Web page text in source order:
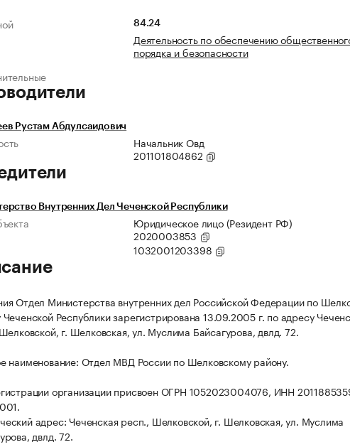
84.24
Деятельность по обеспечению
порядка и безопасности
Рустам Абдулсаидович
Начальник Овд
201101804862
Внутренних Дел Чеченской Республики
Юридическое лицо (Резидент РФ)
2020003853
1032001203398
Отдел Министерства внутренних дел Российской Федерации по
Чеченской Республики зарегистрирована 13.09.2005 г. по адресу
г. Шелковская, ул. Муслима Байсагурова, двлд. 72.
наименование: Отдел МВД России по Шелковскому району.
организации присвоен ОГРН 1052023004076, ИНН
адрес: Чеченская респ., Шелковской, г. Шелковская, ул. Муслима
двлд. 72.